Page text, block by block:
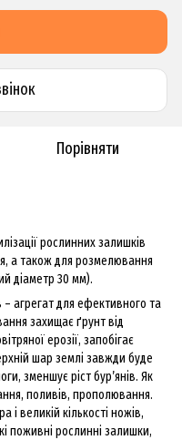
Порівняти
рослинних залишків
а також для розмелювання
діаметр 30 мм).
агрегат для ефективного та
захищає ґрунт від
ерозії, запобігає
шар землі завжди буде
зменшує ріст бур’янів. Як
поливів, прополювання.
і великій кількості ножів,
поживні рослинні залишки,